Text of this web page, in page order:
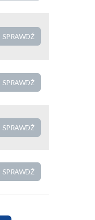
SPRAWDŹ
SPRAWDŹ
SPRAWDŹ
SPRAWDŹ